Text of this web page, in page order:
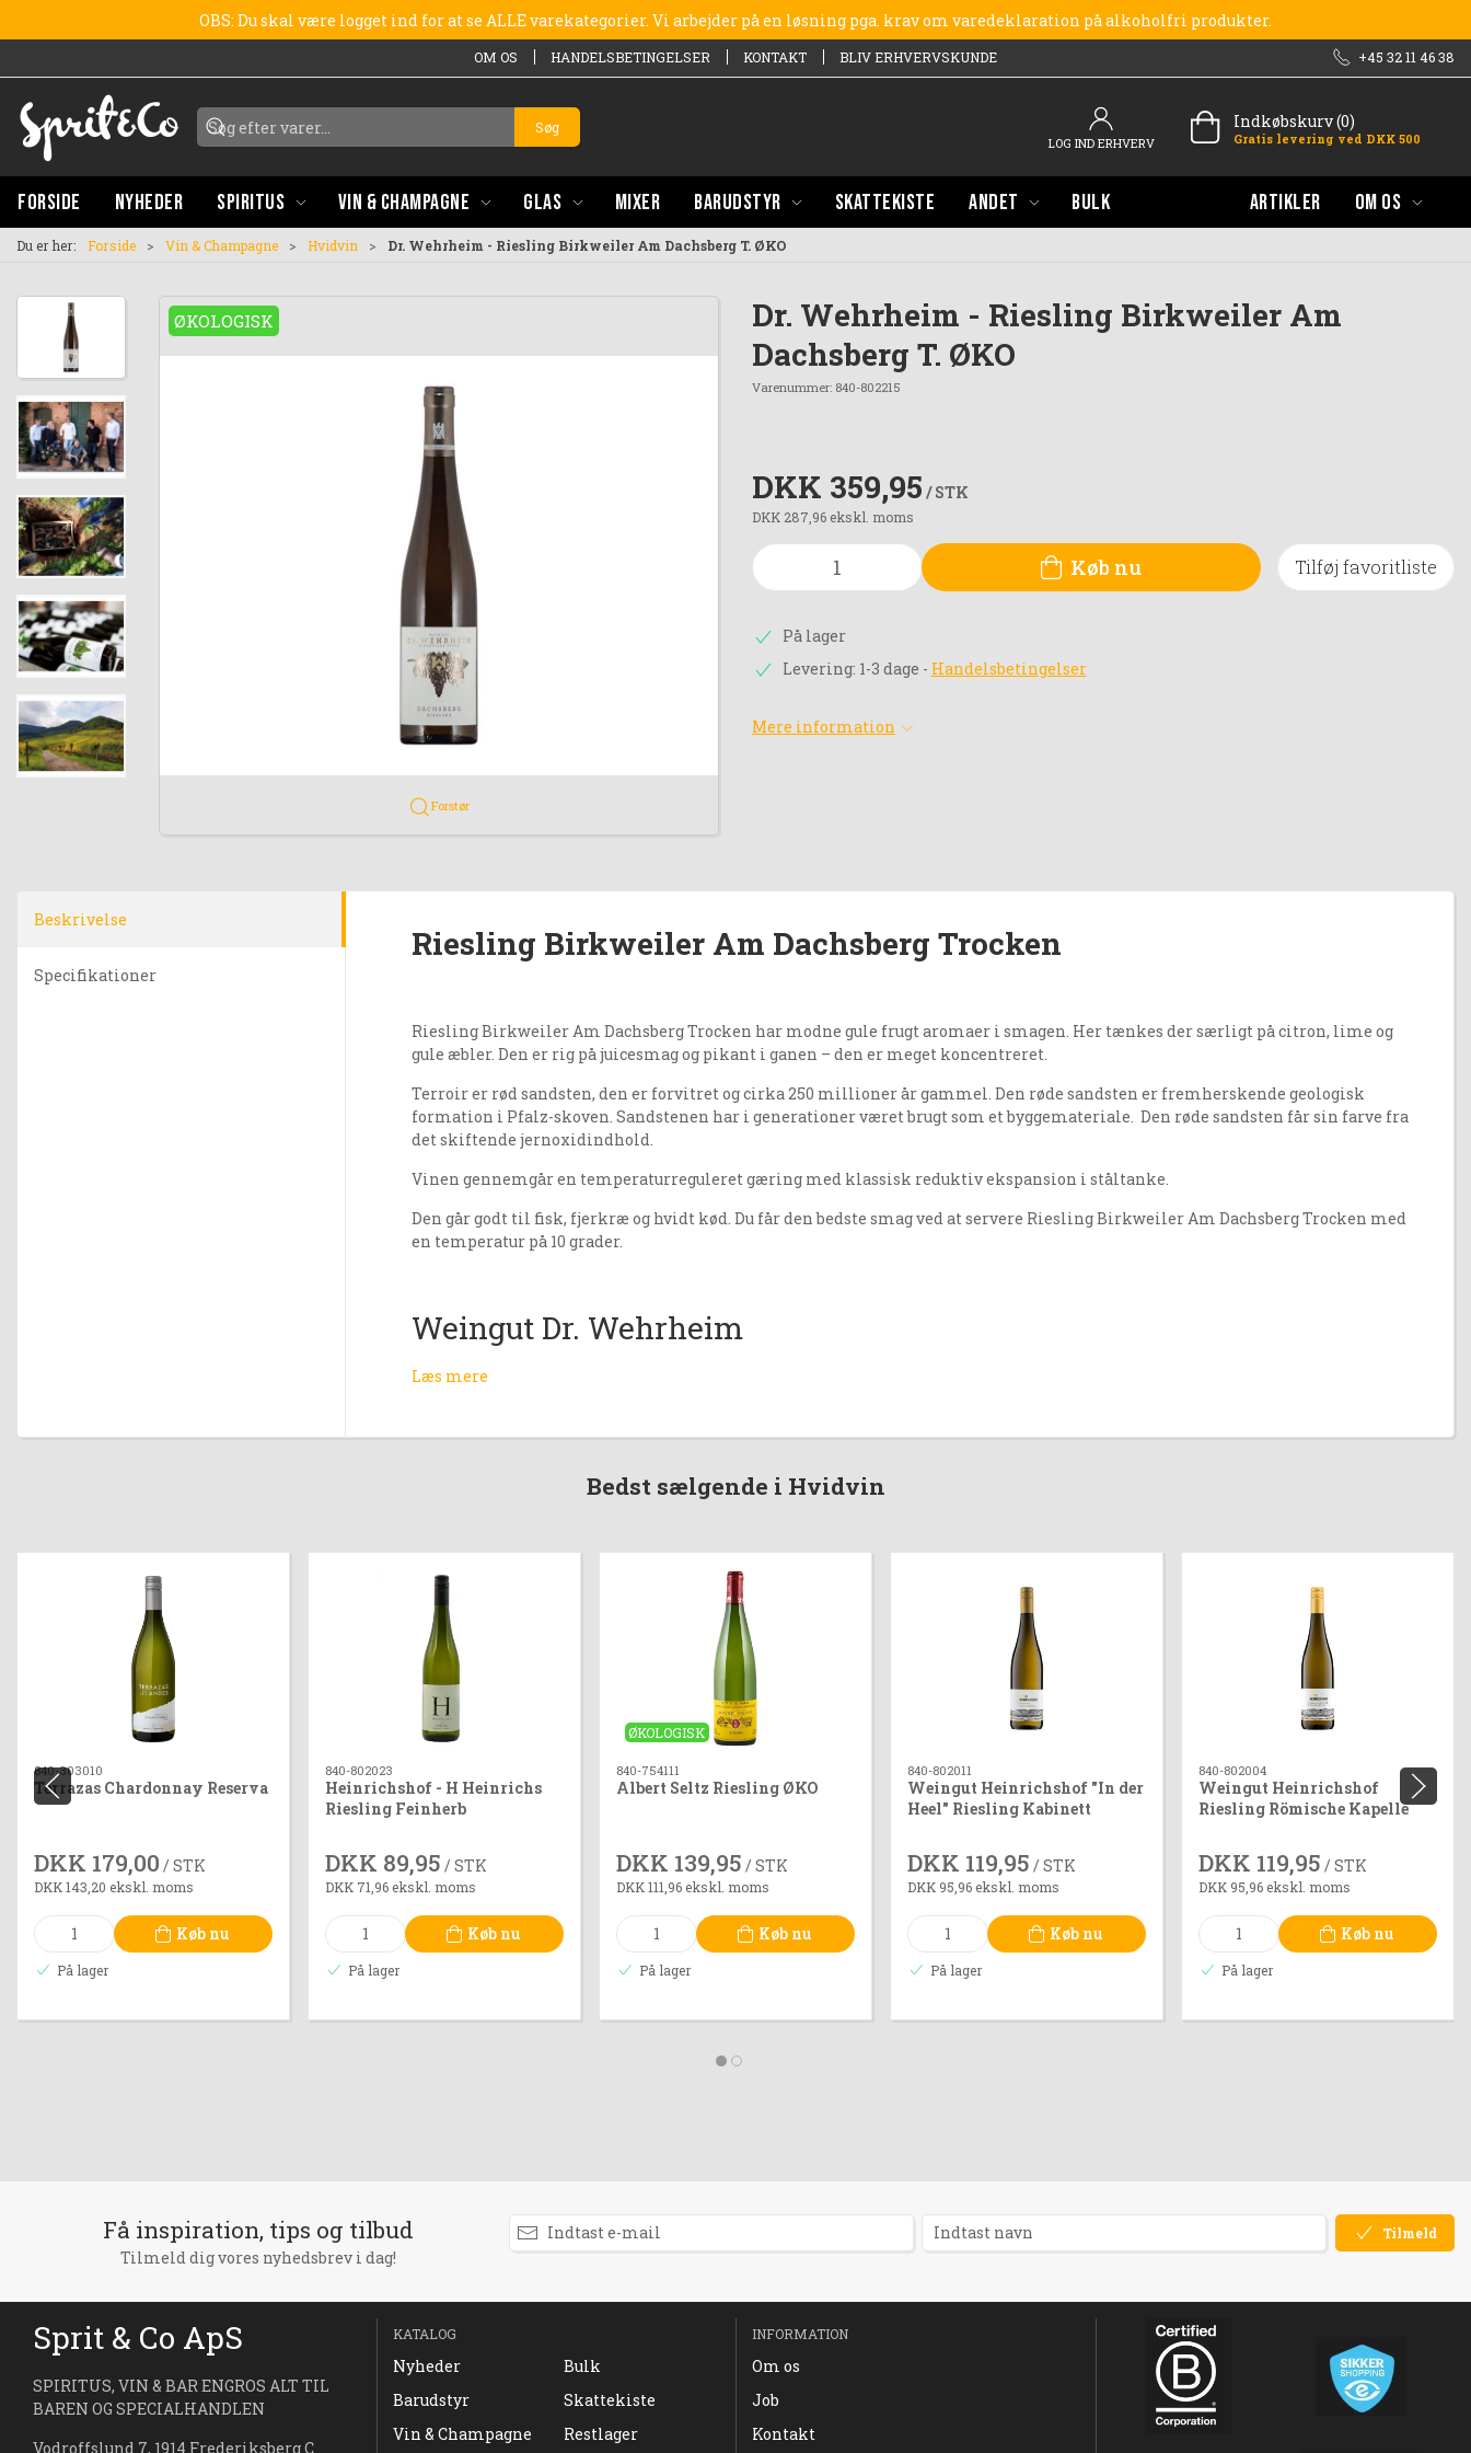
OBS: Du skal være logget ind for at se ALLE varekategorier. Vi arbejder på en løsning pga. krav om varedeklaration på alkoholfri produkter.
OM OS HANDELSBETINGELSER KONTAKT BLIV ERHVERVSKUNDE +45 32 11 46 38
Søg
LOG IND ERHVERV
Indkøbskurv (0)
Gratis levering ved DKK 500
FORSIDE NYHEDER SPIRITUS VIN & CHAMPAGNE GLAS MIXER BARUDSTYR SKATTEKISTE ANDET BULK ARTIKLER OM OS
Du er her: Forside Vin & Champagne Hvidvin Dr. Wehrheim - Riesling Birkweiler Am Dachsberg T. ØKO
ØKOLOGISK
Forstør
Dr. Wehrheim - Riesling Birkweiler Am
Dachsberg T. ØKO
Varenummer: 840-802215
DKK 359,95 / STK
DKK 287,96 ekskl. moms
Køb nu Tilføj favoritliste
På lager
Levering: 1-3 dage - Handelsbetingelser
Mere information
Beskrivelse
Specifikationer
Riesling Birkweiler Am Dachsberg Trocken
Riesling Birkweiler Am Dachsberg Trocken har modne gule frugt aromaer i smagen. Her tænkes der særligt på citron, lime og
gule æbler. Den er rig på juicesmag og pikant i ganen – den er meget koncentreret.
Terroir er rød sandsten, den er forvitret og cirka 250 millioner år gammel. Den røde sandsten er fremherskende geologisk
formation i Pfalz-skoven. Sandstenen har i generationer været brugt som et byggemateriale. Den røde sandsten får sin farve fra
det skiftende jernoxidindhold.
Vinen gennemgår en temperaturreguleret gæring med klassisk reduktiv ekspansion i ståltanke.
Den går godt til fisk, fjerkræ og hvidt kød. Du får den bedste smag ved at servere Riesling Birkweiler Am Dachsberg Trocken med
en temperatur på 10 grader.
Weingut Dr. Wehrheim
Læs mere
Bedst sælgende i Hvidvin
840-303010
Terrazas Chardonnay Reserva
DKK 179,00 / STK
DKK 143,20 ekskl. moms
Køb nu
På lager
840-802023
Heinrichshof - H Heinrichs
Riesling Feinherb
DKK 89,95 / STK
DKK 71,96 ekskl. moms
Køb nu
På lager
ØKOLOGISK
840-754111
Albert Seltz Riesling ØKO
DKK 139,95 / STK
DKK 111,96 ekskl. moms
Køb nu
På lager
840-802011
Weingut Heinrichshof "In der
Heel" Riesling Kabinett
DKK 119,95 / STK
DKK 95,96 ekskl. moms
Køb nu
På lager
840-802004
Weingut Heinrichshof
Riesling Römische Kapelle
DKK 119,95 / STK
DKK 95,96 ekskl. moms
Køb nu
På lager
Få inspiration, tips og tilbud
Tilmeld dig vores nyhedsbrev i dag!
Tilmeld
Sprit & Co ApS
SPIRITUS, VIN & BAR ENGROS ALT TIL
BAREN OG SPECIALHANDLEN
Vodroffslund 7, 1914 Frederiksberg C
KATALOG
Nyheder
Barudstyr
Vin & Champagne
Bulk
Skattekiste
Restlager
INFORMATION
Om os
Job
Kontakt